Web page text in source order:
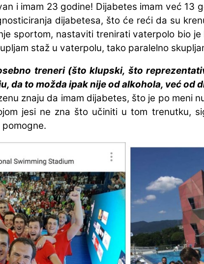
i imam 23 godine! Dijabetes imam već
dijabetesa, što će reći da su
sportom, nastaviti trenirati vaterpolo bio
staž u vaterpolu, tako paralelno
treneri (što klupski, što
da to možda ipak nije od alkohola, već od
znaju da imam dijabetes, što je po meni
jesi ne zna što učiniti u tom trenutku,